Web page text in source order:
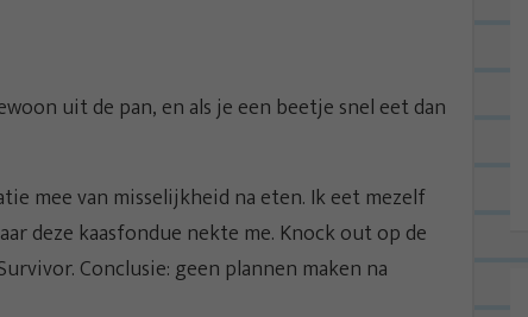
uit de pan, en als je een beetje snel eet dan
mee van misselijkheid na eten. Ik eet mezelf
deze kaasfondue nekte me. Knock out op de
Conclusie: geen plannen maken na